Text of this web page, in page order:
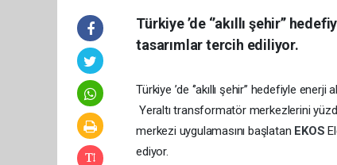
Türkiye ’de ‘’akıllı şehir’’
tasarımlar tercih ediliyor.
Türkiye ’de ‘’akıllı şehir’’ hedefiyle
Yeraltı transformatör merkezlerini
merkezi uygulamasını başlatan EKOS
ediyor.